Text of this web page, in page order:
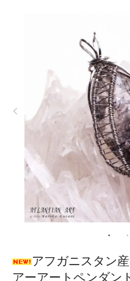
アフガニスタン
アーアートペンダン